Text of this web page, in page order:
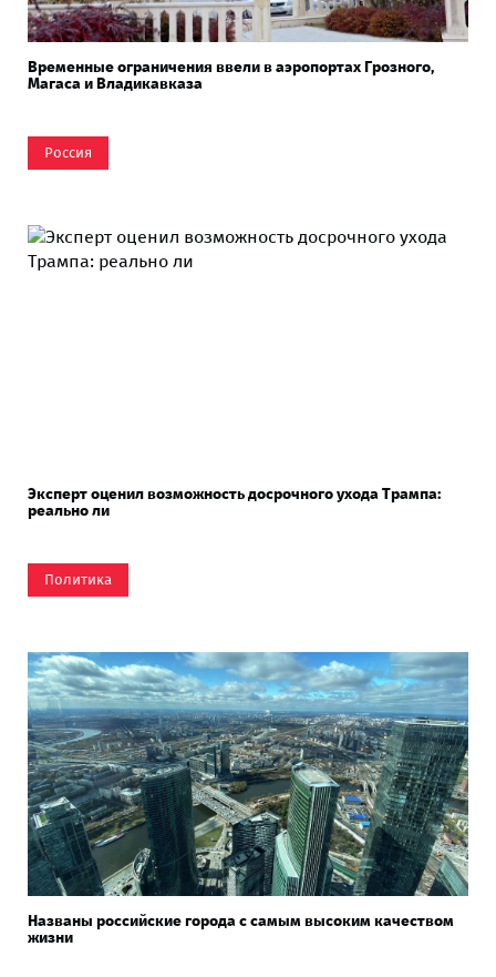
Временные ограничения ввели в аэропортах Грозного,
Магаса и Владикавказа
Россия
Эксперт оценил возможность досрочного ухода Трампа:
реально ли
Политика
Названы российские города с самым высоким качеством
жизни ​​